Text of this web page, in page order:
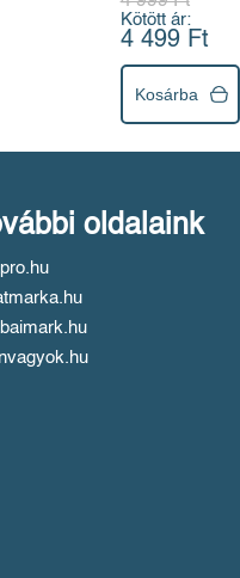
Kötött ár:
4 499 Ft
Kosárba
oldalaink